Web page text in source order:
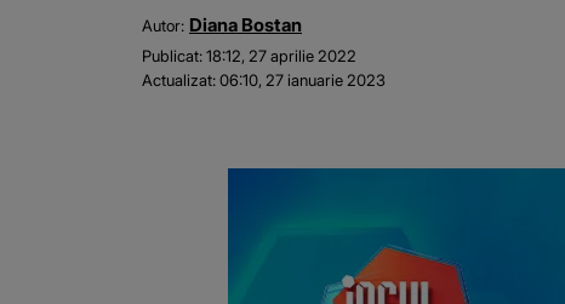
Autor: Diana Bostan
Publicat:18:12, 27 aprilie 2022
Actualizat:06:10, 27 ianuarie 2023